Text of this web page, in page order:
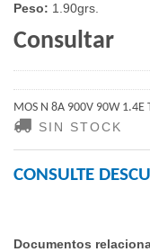
Peso: 1.90grs.
Consultar
MOS N 8A 900V 90W 1.4E
SIN STOCK
CONSULTE
Documentos